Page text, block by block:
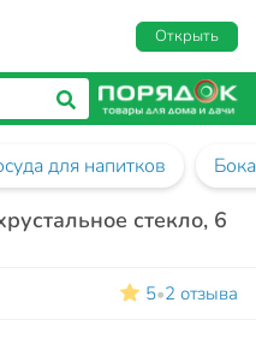
Открыть
для напитков
стекло, 6
5•2 отзыва